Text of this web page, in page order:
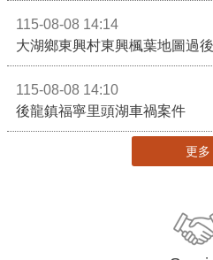
115-08-08 14:14
大湖鄉東興村東興楓葉地圖過
115-08-08 14:10
後龍鎮福寧里頭湖車禍案件
更多